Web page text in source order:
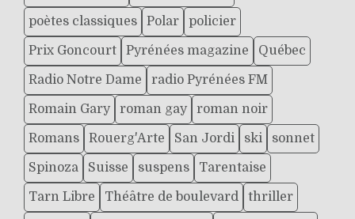
poètes classiques Polar policier
Prix Goncourt Pyrénées magazine Québec
Radio Notre Dame radio Pyrénées FM
Romain Gary roman gay roman noir
Romans Rouerg'Arte San Jordi ski sonnet
Spinoza Suisse suspens Tarentaise
Tarn Libre Théâtre de boulevard thriller